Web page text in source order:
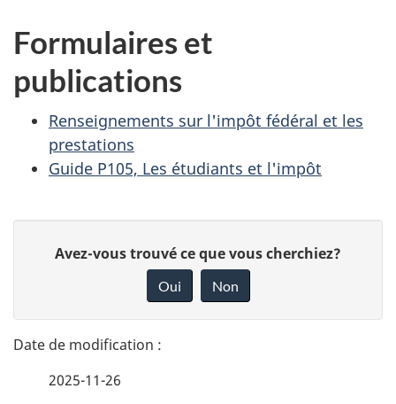
Formulaires et
publications
Renseignements sur l'impôt fédéral et les
prestations
Guide P105, Les étudiants et l'impôt
t
a
n
Avez-vous trouvé ce que vous cherchiez?
Oui Non
2025-11-26